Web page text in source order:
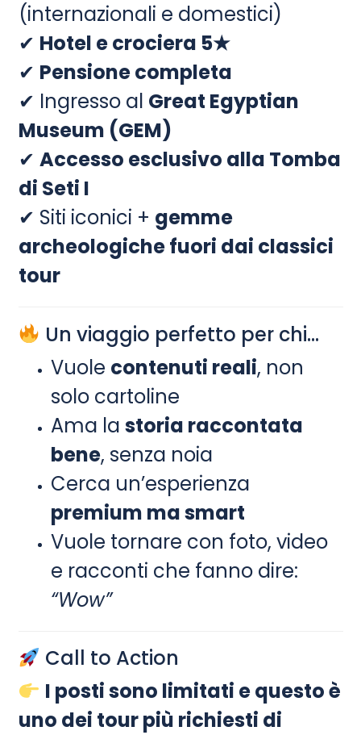
(internazionali e domestici)
✔ Hotel e crociera 5★
✔ Pensione completa
✔ Ingresso al Great Egyptian
Museum (GEM)
✔ Accesso esclusivo alla Tomba
di Seti I
✔ Siti iconici + gemme
archeologiche fuori dai classici
tour
Un viaggio perfetto per chi…
Vuole contenuti reali, non
solo cartoline
Ama la storia raccontata
bene, senza noia
Cerca un’esperienza
premium ma smart
Vuole tornare con foto, video
e racconti che fanno dire:
“Wow”
Call to Action
I posti sono limitati e questo è
uno dei tour più richiesti di